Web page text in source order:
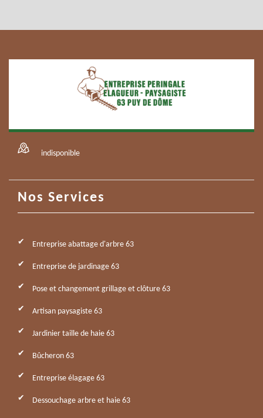
indisponible
Nos Services
Entreprise abattage d'arbre 63
Entreprise de jardinage 63
Pose et changement grillage et clôture 63
Artisan paysagiste 63
Jardinier taille de haie 63
Bûcheron 63
Entreprise élagage 63
Dessouchage arbre et haie 63